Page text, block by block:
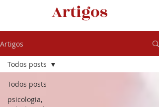
Artigos
Artigos
Todos posts
psicologia,
Todos posts